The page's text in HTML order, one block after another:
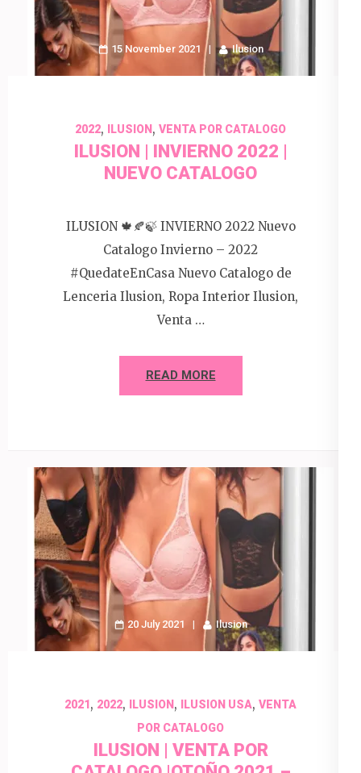
15 November 2021 Ilusion
2022, ILUSION , VENTA POR CATALOGO
ILUSION | INVIERNO 2022 |
NUEVO CATALOGO
ILUSION 🍁🍂🍃 INVIERNO 2022 Nuevo
Catalogo Invierno – 2022
#QuedateEnCasa Nuevo Catalogo de
Lenceria Ilusion, Ropa Interior Ilusion,
Venta …
READ MORE
20 July 2021 Ilusion
2021, 2022, ILUSION, ILUSION USA, VENTA
POR CATALOGO
ILUSION | VENTA POR